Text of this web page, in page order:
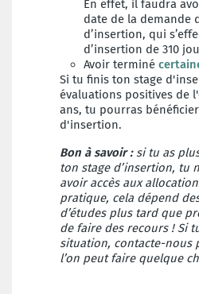
En effet, il faudra
date de la demande
d’insertion, qui
d’insertion de 310
Avoir terminé
Si tu finis ton stage
évaluations positives de
ans, tu pourras
d'insertion.
Bon à savoir : si tu as
ton stage d’insertion, tu
avoir accès aux
pratique, cela dépend
d’études plus tard que
de faire des recours ! Si
situation, contacte-nous
l’on peut faire quelque